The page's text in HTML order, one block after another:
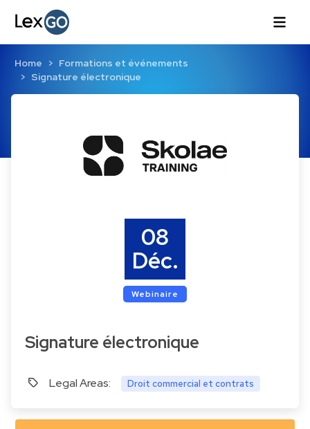
Home
Formations et événements
Signature électronique
Signature électronique
Legal Areas: Droit commercial et contrats
08
Déc.
Webinaire